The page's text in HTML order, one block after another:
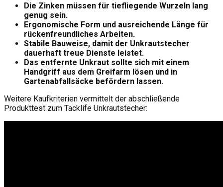
Die Zinken müssen für tiefliegende Wurzeln lang
genug sein.
Ergonomische Form und ausreichende Länge für
rückenfreundliches Arbeiten.
Stabile Bauweise, damit der Unkrautstecher
dauerhaft treue Dienste leistet.
Das entfernte Unkraut sollte sich mit einem
Handgriff aus dem Greifarm lösen und in
Gartenabfallsäcke befördern lassen.
Weitere Kaufkriterien vermittelt der abschließende
Produkttest zum Tacklife Unkrautstecher: